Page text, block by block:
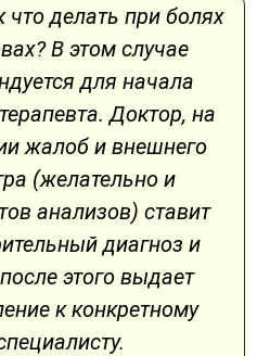
делать при болях
В этом случае
для начала
Доктор, на
жалоб и внешнего
(желательно и
анализов) ставит
диагноз и
этого выдает
к конкретному